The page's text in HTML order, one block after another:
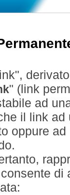
" (link
ad
il link
oppure